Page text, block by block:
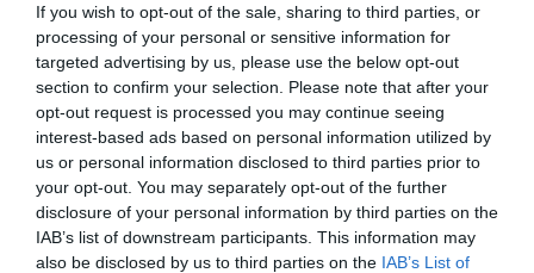
If you wish to opt-out of the sale, sharing to third parties, or
processing of your personal or sensitive information for
targeted advertising by us, please use the below opt-out
section to confirm your selection. Please note that after your
opt-out request is processed you may continue seeing
interest-based ads based on personal information utilized by
us or personal information disclosed to third parties prior to
your opt-out. You may separately opt-out of the further
disclosure of your personal information by third parties on the
IAB’s list of downstream participants. This information may
also be disclosed by us to third parties on the IAB’s List of
Σ.Αραβίας & Πακιστάν θα πολεμήσουν Ριάντ και
Ισλαμαμπάντ κατά της Ελλάδας!